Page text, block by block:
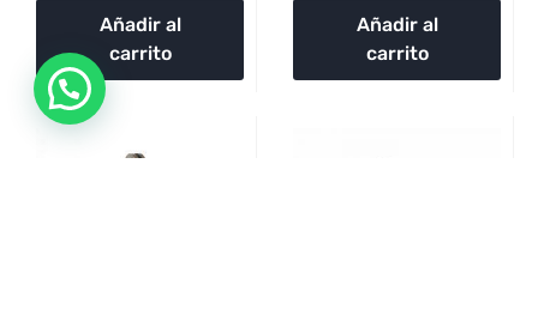
Añadir al
carrito
Añadir al
carrito